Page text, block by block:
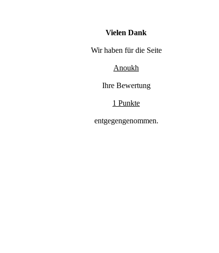
Vielen Dank
Wir haben für die Seite
Anoukh
Ihre Bewertung
1 Punkte
entgegengenommen.